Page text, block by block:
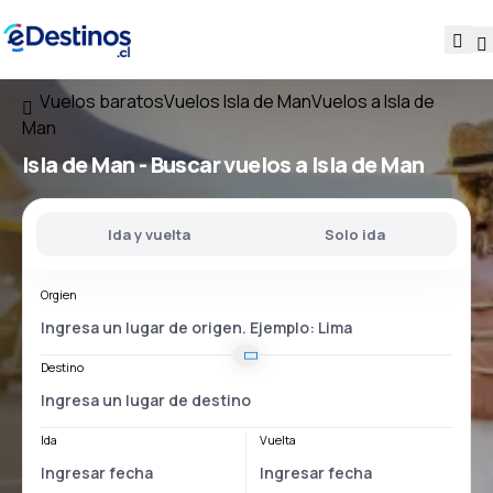
Vuelos baratosVuelos Isla de ManVuelos a Isla de
Man
Isla de Man - Buscar vuelos a Isla de Man
Ida y vuelta Solo ida
Orgien
Destino
Ida Vuelta